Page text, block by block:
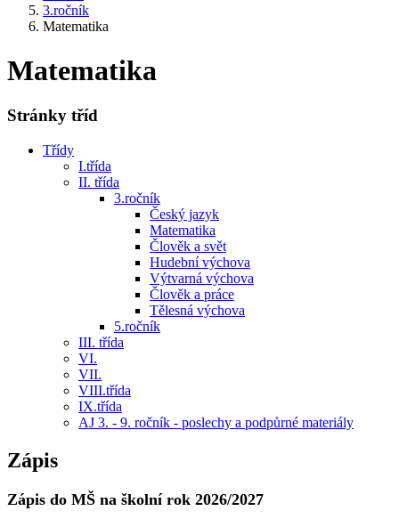
3.ročník
Matematika
Matematika
Stránky tříd
Třídy
I.třída
II. třída
3.ročník
Český jazyk
Matematika
Člověk a svět
Hudební výchova
Výtvarná výchova
Člověk a práce
Tělesná výchova
5.ročník
III. třída
VI.
VII.
VIII.třída
IX.třída
AJ 3. - 9. ročník - poslechy a podpůrné materiály
Zápis
Zápis do MŠ na školní rok 2026/2027